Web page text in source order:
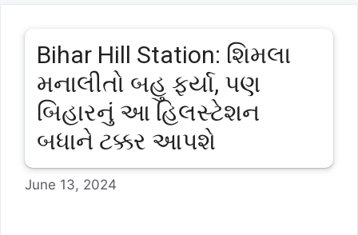
Bihar Hill Station: શિમલા
મનાલીતો બહુ ફર્યા, પણ
બિહારનું આ હિલસ્ટેશન
બધાને ટક્કર આપશે
June 13, 2024